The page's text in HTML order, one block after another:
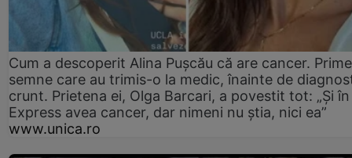
Cum a descoperit Alina Pușcău că are cancer.
semne care au trimis-o la medic, înainte de
crunt. Prietena ei, Olga Barcari, a povestit tot: „Și în
Express avea cancer, dar nimeni nu știa, nici ea”
www.unica.ro